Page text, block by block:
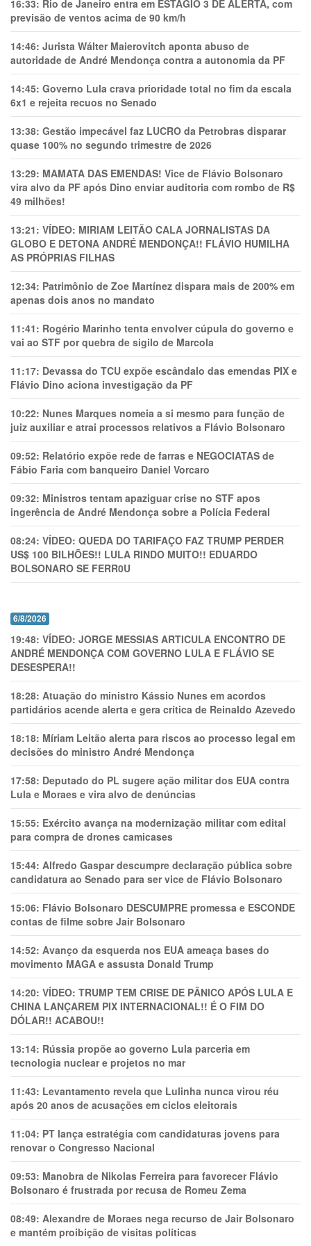
16:33: Rio de Janeiro entra em ESTÁGIO 3 DE ALERTA, com
previsão de ventos acima de 90 km/h
14:46: Jurista Wálter Maierovitch aponta abuso de
autoridade de André Mendonça contra a autonomia da PF
14:45: Governo Lula crava prioridade total no fim da escala
6x1 e rejeita recuos no Senado
13:38: Gestão impecável faz LUCRO da Petrobras disparar
quase 100% no segundo trimestre de 2026
13:29: MAMATA DAS EMENDAS! Vice de Flávio Bolsonaro
vira alvo da PF após Dino enviar auditoria com rombo de R$
49 milhões!
13:21: VÍDEO: MIRIAM LEITÃO CALA JORNALISTAS DA
GLOBO E DETONA ANDRÉ MENDONÇA!! FLÁVIO HUMILHA
AS PRÓPRIAS FILHAS
12:34: Patrimônio de Zoe Martínez dispara mais de 200% em
apenas dois anos no mandato
11:41: Rogério Marinho tenta envolver cúpula do governo e
vai ao STF por quebra de sigilo de Marcola
11:17: Devassa do TCU expõe escândalo das emendas PIX e
Flávio Dino aciona investigação da PF
10:22: Nunes Marques nomeia a si mesmo para função de
juiz auxiliar e atrai processos relativos a Flávio Bolsonaro
09:52: Relatório expõe rede de farras e NEGOCIATAS de
Fábio Faria com banqueiro Daniel Vorcaro
09:32: Ministros tentam apaziguar crise no STF apos
ingerência de André Mendonça sobre a Polícia Federal
08:24: VÍDEO: QUEDA DO TARIFAÇO FAZ TRUMP PERDER
US$ 100 BILHÕES!! LULA RINDO MUITO!! EDUARDO
BOLSONARO SE FERR0U
6/8/2026
19:48: VÍDEO: JORGE MESSIAS ARTICULA ENCONTRO DE
ANDRÉ MENDONÇA COM GOVERNO LULA E FLÁVIO SE
DESESPERA!!
18:28: Atuação do ministro Kássio Nunes em acordos
partidários acende alerta e gera crítica de Reinaldo Azevedo
18:18: Míriam Leitão alerta para riscos ao processo legal em
decisões do ministro André Mendonça
17:58: Deputado do PL sugere ação militar dos EUA contra
Lula e Moraes e vira alvo de denúncias
15:55: Exército avança na modernização militar com edital
para compra de drones camicases
15:44: Alfredo Gaspar descumpre declaração pública sobre
candidatura ao Senado para ser vice de Flávio Bolsonaro
15:06: Flávio Bolsonaro DESCUMPRE promessa e ESCONDE
contas de filme sobre Jair Bolsonaro
14:52: Avanço da esquerda nos EUA ameaça bases do
movimento MAGA e assusta Donald Trump
14:20: VÍDEO: TRUMP TEM CRlSE DE PÂNlCO APÓS LULA E
CHINA LANÇAREM PIX INTERNACIONAL!! É O FIM DO
DÓLAR!! ACABOU!!
13:14: Rússia propõe ao governo Lula parceria em
tecnologia nuclear e projetos no mar
11:43: Levantamento revela que Lulinha nunca virou réu
após 20 anos de acusações em ciclos eleitorais
11:04: PT lança estratégia com candidaturas jovens para
renovar o Congresso Nacional
09:53: Manobra de Nikolas Ferreira para favorecer Flávio
Bolsonaro é frustrada por recusa de Romeu Zema
08:49: Alexandre de Moraes nega recurso de Jair Bolsonaro
e mantém proibição de visitas políticas